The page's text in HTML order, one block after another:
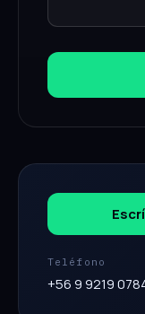
Teléfono
+56 9 9219